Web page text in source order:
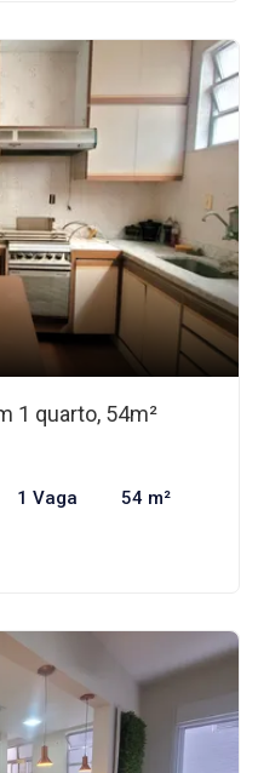
1 quarto, 54m²
1 Vaga 54 m²